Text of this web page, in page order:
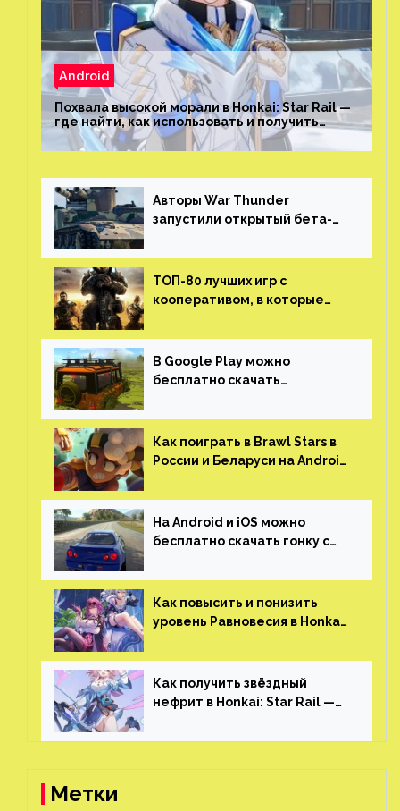
Android
Похвала высокой морали в Honkai: Star Rail —
где найти, как использовать и получить
скрытые достижения
Авторы War Thunder
запустили открытый бета-
трейлер и скриншоты
ТОП-80 лучших игр с
кооперативом, в которые
(никаких MMO)
В Google Play можно
бесплатно скачать
открытым миром, прокачкой,
гонками и тюнингом машины
Как поиграть в Brawl Stars в
России и Беларуси на Android
На Android и iOS можно
бесплатно скачать гонку с
который больше, чем в
Skyrim и GTA: San Andreas
Как повысить и понизить
уровень Равновесия в Honkai:
Как получить звёздный
нефрит в Honkai: Star Rail —
Метки